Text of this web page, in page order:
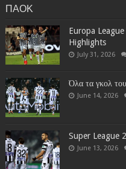
ΠΑΟΚ
Europa
Highlights
July 31, 2026
Όλα τα γκολ
June 14, 2026
Super
June 13, 2026